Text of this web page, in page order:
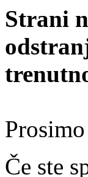
Strani
Če ste